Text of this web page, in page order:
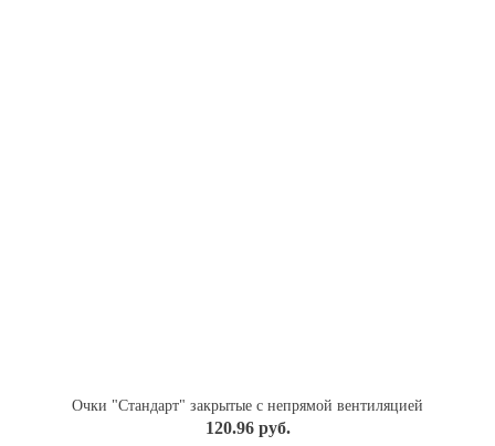
Очки "Стандарт" закрытые с непрямой вентиляцией
120.96 руб.